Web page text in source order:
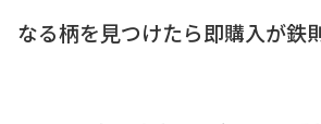
なる柄を見つけたら即購入が鉄